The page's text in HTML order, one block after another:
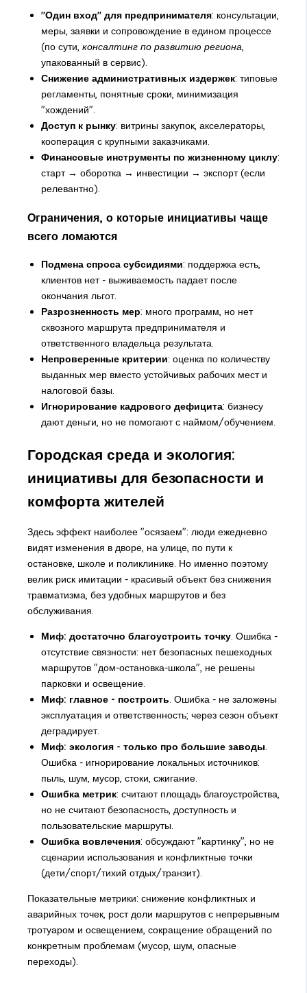
"Один вход" для предпринимателя: консультации,
меры, заявки и сопровождение в едином процессе
(по сути, консалтинг по развитию региона,
упакованный в сервис).
Снижение административных издержек: типовые
регламенты, понятные сроки, минимизация
"хождений".
Доступ к рынку: витрины закупок, акселераторы,
кооперация с крупными заказчиками.
Финансовые инструменты по жизненному циклу:
старт → оборотка → инвестиции → экспорт (если
релевантно).
Ограничения, о которые инициативы чаще
всего ломаются
Подмена спроса субсидиями: поддержка есть,
клиентов нет - выживаемость падает после
окончания льгот.
Разрозненность мер: много программ, но нет
сквозного маршрута предпринимателя и
ответственного владельца результата.
Непроверенные критерии: оценка по количеству
выданных мер вместо устойчивых рабочих мест и
налоговой базы.
Игнорирование кадрового дефицита: бизнесу
дают деньги, но не помогают с наймом/обучением.
Городская среда и экология:
инициативы для безопасности и
комфорта жителей
Здесь эффект наиболее "осязаем": люди ежедневно
видят изменения в дворе, на улице, по пути к
остановке, школе и поликлинике. Но именно поэтому
велик риск имитации - красивый объект без снижения
травматизма, без удобных маршрутов и без
обслуживания.
Миф: достаточно благоустроить точку. Ошибка -
отсутствие связности: нет безопасных пешеходных
маршрутов "дом-остановка-школа", не решены
парковки и освещение.
Миф: главное - построить. Ошибка - не заложены
эксплуатация и ответственность; через сезон объект
деградирует.
Миф: экология - только про большие заводы.
Ошибка - игнорирование локальных источников:
пыль, шум, мусор, стоки, сжигание.
Ошибка метрик: считают площадь благоустройства,
но не считают безопасность, доступность и
пользовательские маршруты.
Ошибка вовлечения: обсуждают "картинку", но не
сценарии использования и конфликтные точки
(дети/спорт/тихий отдых/транзит).
Показательные метрики: снижение конфликтных и
аварийных точек, рост доли маршрутов с непрерывным
тротуаром и освещением, сокращение обращений по
конкретным проблемам (мусор, шум, опасные
переходы).